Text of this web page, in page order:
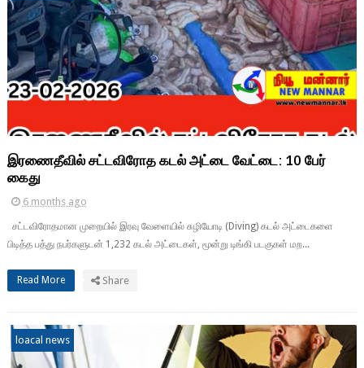
இரணைதீவில் சட்டவிரோத கடல் அட்டை வேட்டை: 10 பேர்
கைது
6 months ago
சட்டவிரோதமான முறையில் இரவு வேளையில் சுழியோடி (Diving) கடல் அட்டைகளை
பிடித்த பத்து நபர்களுடன் 1,232 கடல் அட்டைகள், மூன்று டிங்கி படகுகள் மற...
Read More Share
loacal news